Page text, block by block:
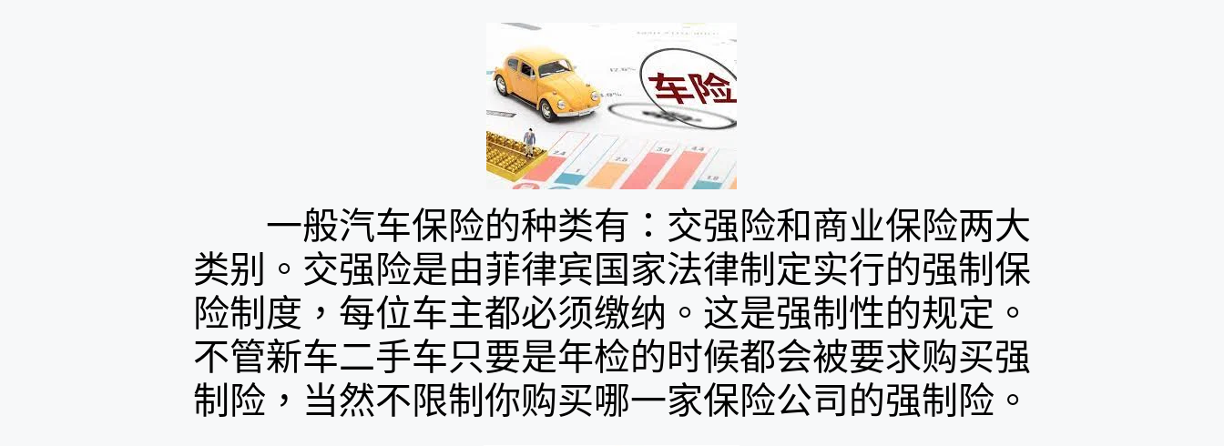
一般汽车保险的种类有：交强险和商业保险两大
类别。交强险是由菲律宾国家法律制定实行的强制保
险制度，每位车主都必须缴纳。这是强制性的规定。
不管新车二手车只要是年检的时候都会被要求购买强
制险，当然不限制你购买哪一家保险公司的强制险。